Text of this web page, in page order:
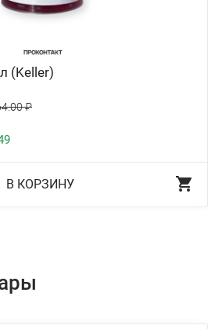
(Keller)
₽
В КОРЗИНУ